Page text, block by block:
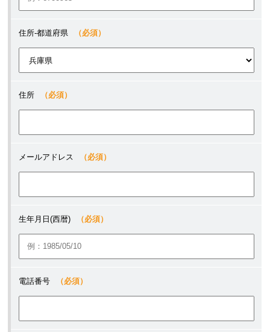
住所-都道府県 （必須）
住所 （必須）
メールアドレス （必須）
生年月日(西暦) （必須）
電話番号 （必須）